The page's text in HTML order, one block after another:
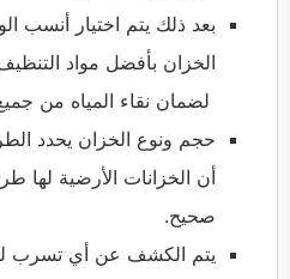
بعد ذلك يتم اختيار أنسب
الخزان بأفضل مواد
لضمان نقاء المياه من جميع
حجم ونوع الخزان يحدد
أن الخزانات الأرضية لها
صحيح.
يتم الكشف عن أي تسرب